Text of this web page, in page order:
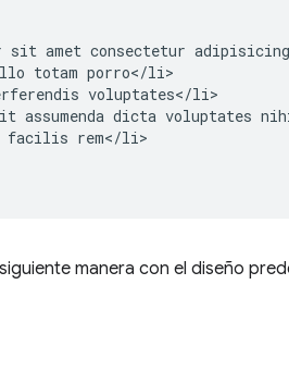
sit amet consectetur
totam porro</li>
voluptates</li>
assumenda dicta voluptates
facilis rem</li>
manera con el diseño